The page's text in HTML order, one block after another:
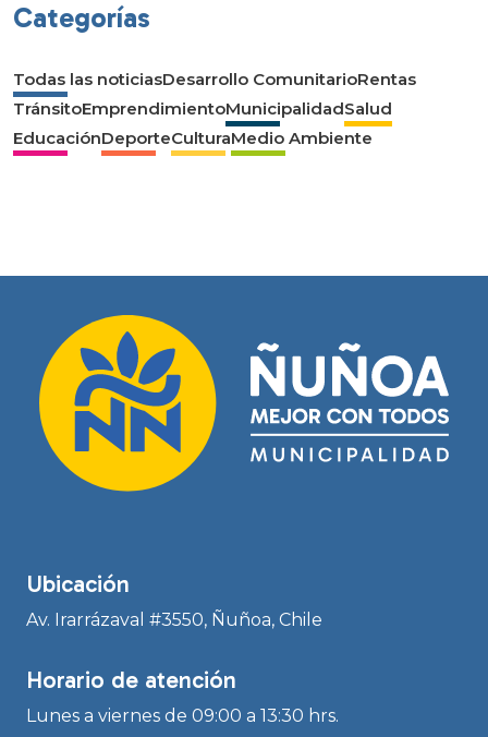
Categorías
Todas las noticiasDesarrollo ComunitarioRentas
TránsitoEmprendimientoMunicipalidadSalud
EducaciónDeporteCulturaMedio Ambiente
Ubicación
Av. Irarrázaval #3550, Ñuñoa, Chile
Horario de atención
Lunes a viernes de 09:00 a 13:30 hrs.